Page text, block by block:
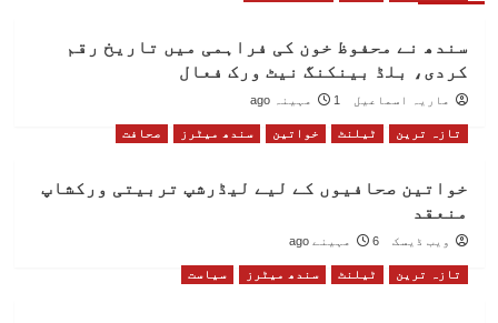
سندھ نے محفوظ خون کی فراہمی میں تاریخ رقم
کردی، بلڈ بینکنگ نیٹ ورک فعال
ماریہ اسماعیل 1 مہینہ ago
تازہ ترین ٹیلنٹ خواتین سندھ میٹرز صحافت
خواتین صحافیوں کے لیے لیڈرشپ تربیتی ورکشاپ
منعقد
ویب ڈیسک 6 مہینے ago
تازہ ترین ٹیلنٹ سندھ میٹرز سیاست